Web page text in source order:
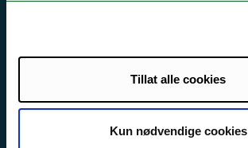
Tillat alle cookies
Kun nødvendige cookies
Informasjonskapsler
Tilgjengelighetserklæring